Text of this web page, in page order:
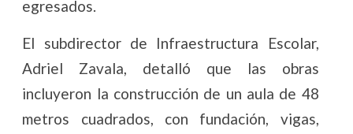
egresados.
El subdirector de Infraestructura Escolar,
Adriel Zavala, detalló que las obras
incluyeron la construcción de un aula de 48
metros cuadrados, con fundación, vigas,